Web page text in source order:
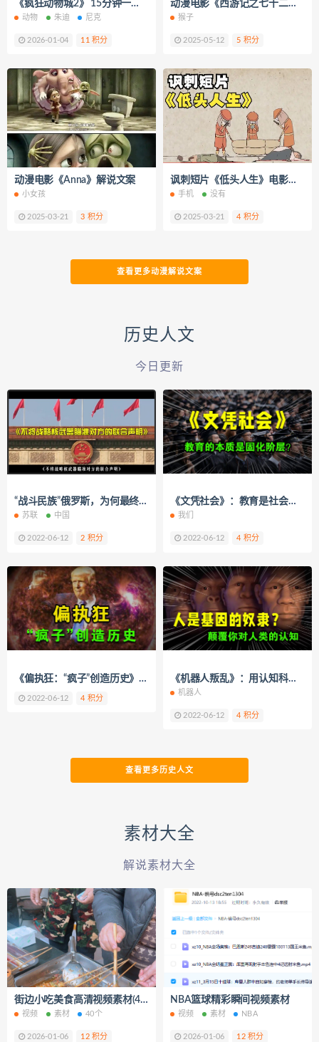
《疯狂动物城2》 15分钟一口气看完 短视频解说文案
动物 朱迪 尼克
2026-01-04 11 积分
动漫电影《西游记之七十二变》解说文案/片源下载
猴子
2025-05-12 5 积分
动漫电影《Anna》解说文案
小女孩
2025-03-21 3 积分
讽刺短片《低头人生》电影解说文案
手机 没有
2025-03-21 4 积分
查看更多动漫解说文案
历史人文
今日更新
“战斗民族”俄罗斯，为何最终选择与中国携手并肩？
苏联 中国
2022-06-12 2 积分
《文凭社会》：教育是社会流动的阶梯还是障碍？
我们
2022-06-12 4 积分
《偏执狂：“疯子”创造历史》前美国总统特朗普就是典型的偏执狂
2022-06-12 4 积分
《机器人叛乱》：用认知科学引领全人类，开启反抗基因的叛乱
机器人
2022-06-12 4 积分
查看更多历史人文
素材大全
解说素材大全
街边小吃美食高清视频素材(40个）
视频 素材 40个
2026-01-06 12 积分
NBA篮球精彩瞬间视频素材
视频 素材 NBA
2026-01-06 12 积分